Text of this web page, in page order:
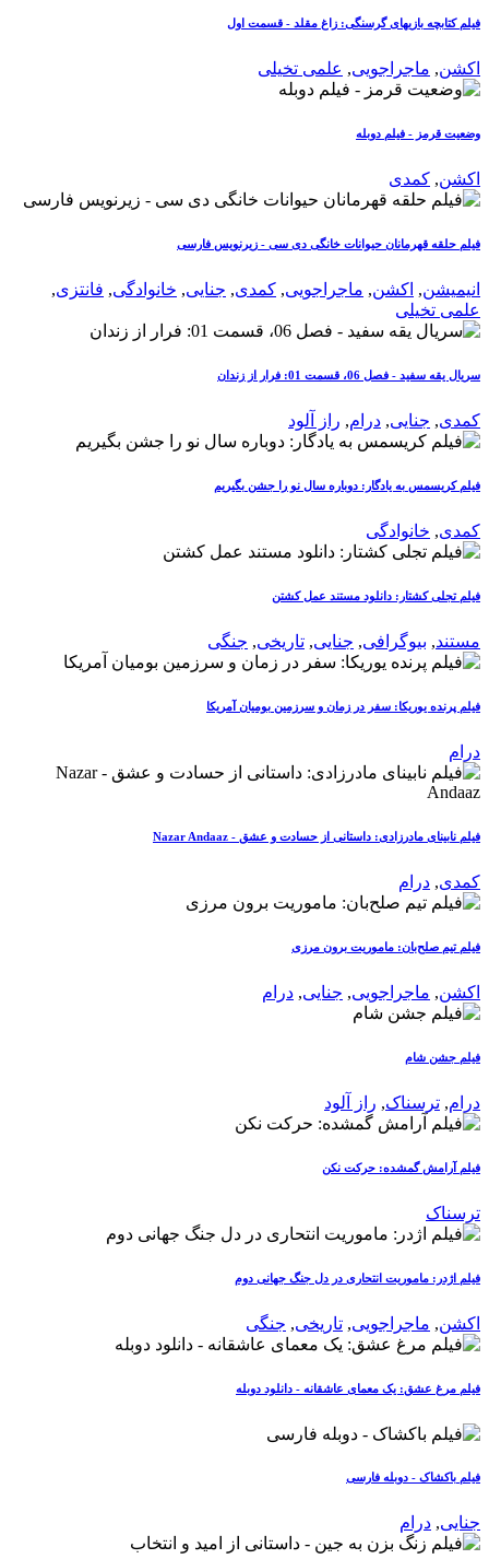
فیلم کتابچه بازیهای گرسنگی: زاغ مقلد - قسمت اول
اکشن, ماجراجویی, علمی تخیلی
وضعیت قرمز - فیلم دوبله
اکشن, کمدی
فیلم حلقه قهرمانان حیوانات خانگی دی سی - زیرنویس فارسی
انیمیشن, اکشن, ماجراجویی, کمدی, جنایی, خانوادگی, فانتزی,
علمی تخیلی
سریال یقه سفید - فصل 06، قسمت 01: فرار از زندان
کمدی, جنایی, درام, راز آلود
فیلم کریسمس به یادگار: دوباره سال نو را جشن بگیریم
کمدی, خانوادگی
فیلم تجلی کشتار: دانلود مستند عمل کشتن
مستند, بیوگرافی, جنایی, تاریخی, جنگی
فیلم پرنده یوریکا: سفر در زمان و سرزمین بومیان آمریکا
درام
فیلم نابینای مادرزادی: داستانی از حسادت و عشق - Nazar Andaaz
کمدی, درام
فیلم تیم صلح‌بان: ماموریت برون مرزی
اکشن, ماجراجویی, جنایی, درام
فیلم جشن شام
درام, ترسناک, راز آلود
فیلم آرامش گمشده: حرکت نکن
ترسناک
فیلم اژدر: ماموریت انتحاری در دل جنگ جهانی دوم
اکشن, ماجراجویی, تاریخی, جنگی
فیلم مرغ عشق: یک معمای عاشقانه - دانلود دوبله
فیلم باکشاک - دوبله فارسی
جنایی, درام